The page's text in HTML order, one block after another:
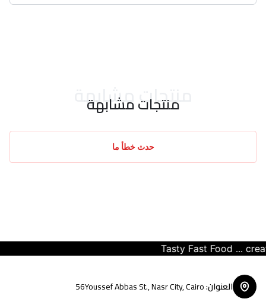
منتجات مشابهة
منتجات مشابهة
حدث خطأ ما
Tasty Fast Food ... create
العنوان:
56Youssef Abbas St., Nasr City, Cairo